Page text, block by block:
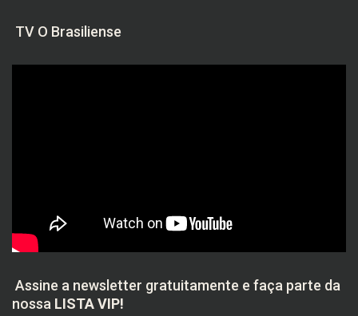
TV O Brasiliense
Assine a newsletter gratuitamente e faça parte da
nossa LISTA VIP!